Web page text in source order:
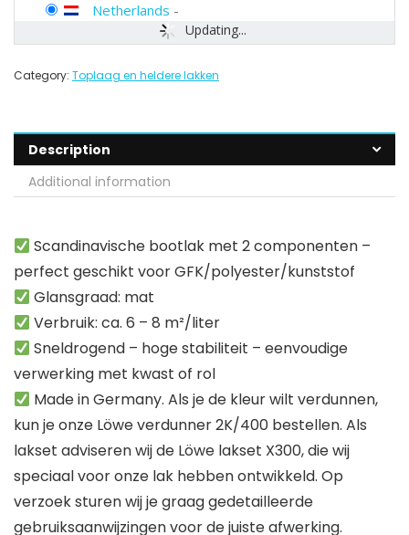
Updating...
Netherlands -
Category: Toplaag en heldere lakken
Description
Additional information
Scandinavische bootlak met 2 componenten –
perfect geschikt voor GFK/polyester/kunststof
Glansgraad: mat
Verbruik: ca. 6 – 8 m²/liter
Sneldrogend – hoge stabiliteit – eenvoudige
verwerking met kwast of rol
Made in Germany. Als je de kleur wilt verdunnen,
kun je onze Löwe verdunner 2K/400 bestellen. Als
lakset adviseren wij de Löwe lakset X300, die wij
speciaal voor onze lak hebben ontwikkeld. Op
verzoek sturen wij je graag gedetailleerde
gebruiksaanwijzingen voor de juiste afwerking.